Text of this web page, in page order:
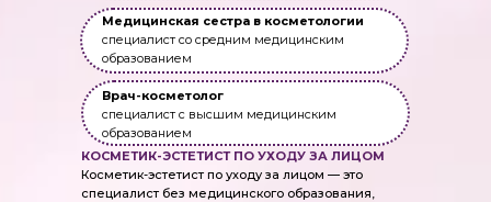
КОСМЕТИК-ЭСТЕТИСТ ПО УХОДУ ЗА ЛИЦОМ
Косметик-эстетист по уходу за лицом — это
специалист без медицинского образования,
Медицинская сестра в косметологии
специалист со средним медицинским
образованием
Врач-косметолог
специалист с высшим медицинским
образованием